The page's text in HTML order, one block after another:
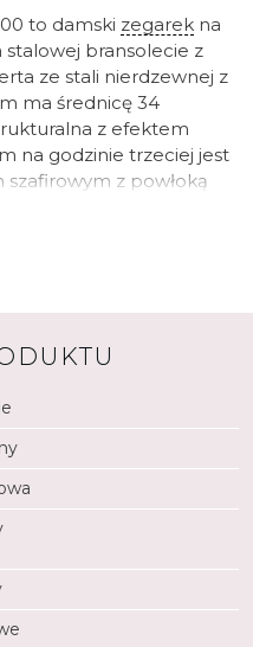
to damski zegarek na
bransolecie z
ze stali nierdzewnej z
ma średnicę 34
z efektem
na godzinie trzeciej jest
szafirowym z powłoką
niskiego poziomu
się do pływania i